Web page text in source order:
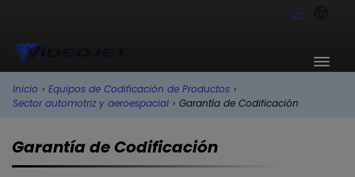
CL
Inicio › Equipos de Codificación de Productos ›
Sector automotriz y aeroespacial › Garantía de Codificación
Garantía de Codificación